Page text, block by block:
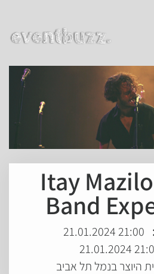
Itay
Band
21:00 21.01.2024
21:00
היוצר בנמל תל אביב